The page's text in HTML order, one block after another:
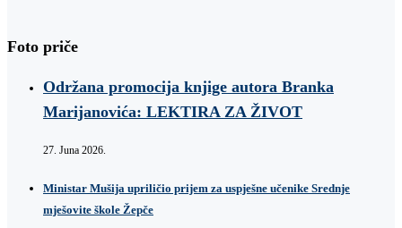
Foto priče
Održana promocija knjige autora Branka
Marijanovića: LEKTIRA ZA ŽIVOT
27. Juna 2026.
Ministar Mušija upriličio prijem za uspješne učenike Srednje
mješovite škole Žepče